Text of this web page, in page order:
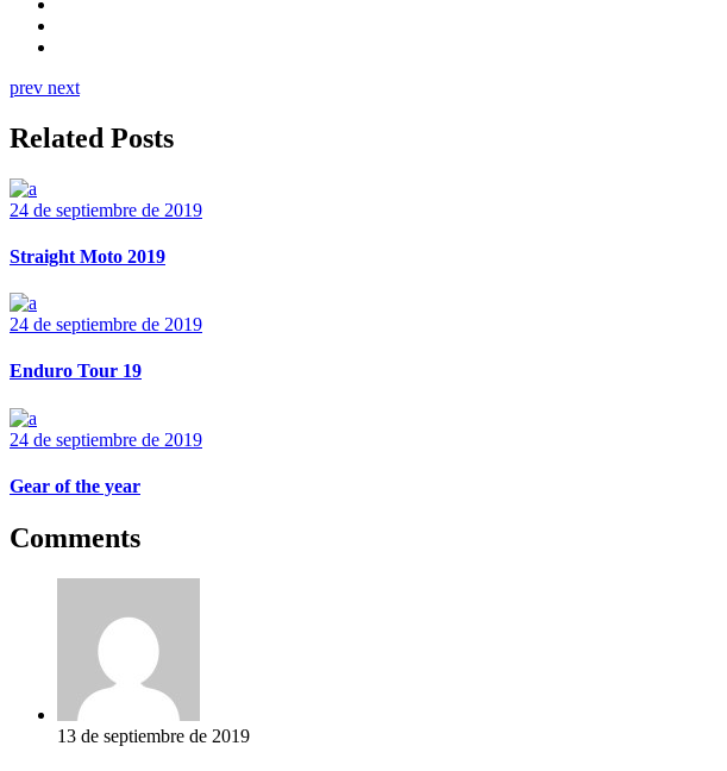
prev next
Related Posts
24 de septiembre de 2019
Straight Moto 2019
24 de septiembre de 2019
Enduro Tour 19
24 de septiembre de 2019
Gear of the year
Comments
13 de septiembre de 2019